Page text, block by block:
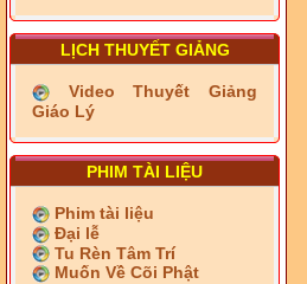
LỊCH THUYẾT GIẢNG
Video Thuyết Giảng
Giáo Lý
PHIM TÀI LIỆU
Phim tài liệu
Đại lễ
Tu Rèn Tâm Trí
Muốn Về Cõi Phật